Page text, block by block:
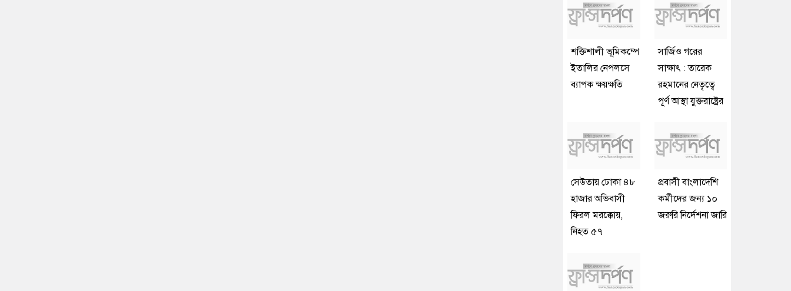
শক্তিশালী ভূমিকম্পে
ইতালির নেপলসে
ব্যাপক ক্ষয়ক্ষতি
সার্জিও গরের
সাক্ষাৎ : তারেক
রহমানের নেতৃত্বে
পূর্ণ আস্থা যুক্তরাষ্ট্রের
সেউতায় ঢোকা ৪৮
হাজার অভিবাসী
ফিরল মরক্কোয়,
নিহত ৫৭
প্রবাসী বাংলাদেশি
কর্মীদের জন্য ১০
জরুরি নির্দেশনা জারি